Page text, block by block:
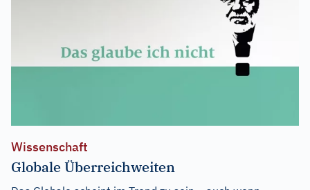
Wissenschaft
Globale Überreichweiten